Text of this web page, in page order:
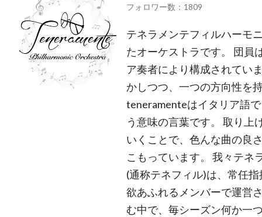
フォロワー数：1809
テネラメンテフィルハーモ
たオーケストラです。 団員
ア奏者により構成されてい
かしつつ、一つの方向性を
teneramenteはイタリア語
う意味の言葉です。 取り上
いくことで、色んな曲の良
こもっています。 我々テネ
(通称テネフィル)は、常任
欲あふれるメンバーで運営
む中で、毎シーズン何か一